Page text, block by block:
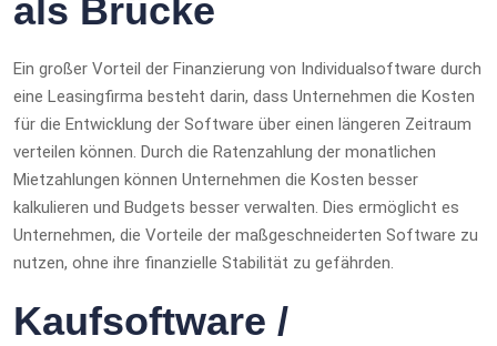
als Brücke
Ein großer Vorteil der Finanzierung von Individualsoftware durch
eine Leasingfirma besteht darin, dass Unternehmen die Kosten
für die Entwicklung der Software über einen längeren Zeitraum
verteilen können. Durch die Ratenzahlung der monatlichen
Mietzahlungen können Unternehmen die Kosten besser
kalkulieren und Budgets besser verwalten. Dies ermöglicht es
Unternehmen, die Vorteile der maßgeschneiderten Software zu
nutzen, ohne ihre finanzielle Stabilität zu gefährden.
Kaufsoftware /